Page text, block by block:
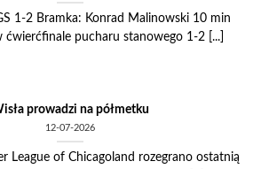
1-2 Bramka: Konrad Malinowski 10 min
ćwierćfinale pucharu stanowego 1-2 [...]
prowadzi na półmetku
12-07-2026
League of Chicagoland rozegrano ostatnią